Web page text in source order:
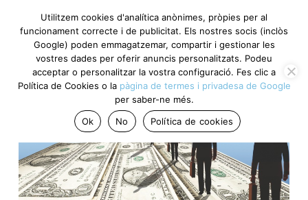
Utilitzem cookies d'analítica anònimes, pròpies per al
funcionament correcte i de publicitat. Els nostres socis (inclòs
Google) poden emmagatzemar, compartir i gestionar les
vostres dades per oferir anuncis personalitzats. Podeu
acceptar o personalitzar la vostra configuració. Fes clic a
Política de Cookies o la pàgina de termes i privadesa de Google
per saber-ne més.
Ok
No Política de cookies